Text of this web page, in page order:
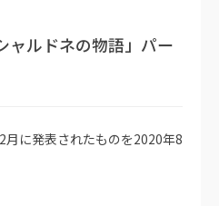
ャルドネの物語」パー
に発表されたものを2020年8